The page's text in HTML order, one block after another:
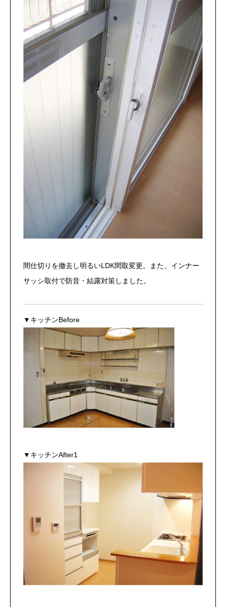
間仕切りを撤去し明るいLDK間取変更。また、インナー
サッシ取付で防音・結露対策しました。
▼キッチンBefore
▼キッチンAfter1